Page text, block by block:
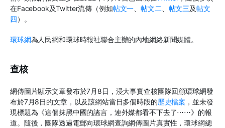
在Facebook及Twitter流傳（例如帖文一 、帖文二 帖文三及帖文
四）。
環球網為人民網和環球時報社聯合主辦的內地網絡新聞媒體。
查核
網傳圖片顯示文章發布於7月8日，浸大事實查核團隊回顧環球網發
布於7月8日的文章，以及該網站當日多個時段的歷史檔案 ，並未發
現標題為《這個抹黑中國的謠言，連外媒都看不下去了⋯⋯》的報
道。隨後，團隊透過電郵向環球網查詢網傳圖片真實性，環球網總